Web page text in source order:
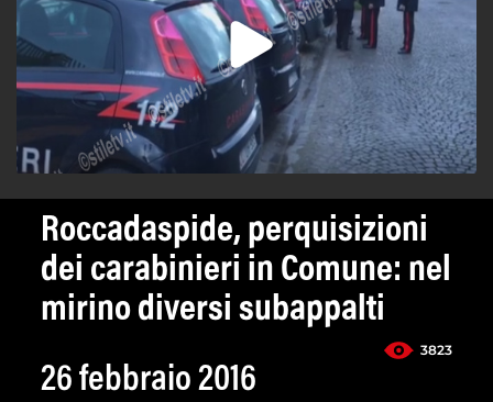
Roccadaspide, perquisizioni
dei carabinieri in Comune: nel
mirino diversi subappalti
3823
26 febbraio 2016